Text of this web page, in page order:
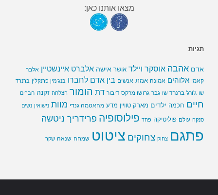
מצאו אותנו כאן:
תגיות
אדם אהבה אוסקר ויילד אושר אישה אלברט איינשטיין אלבר
קאמי אלוהים אמונה אמת אנשים בין אדם לחברו בנג'מין פרנקלין ברנרד
שו ג'ורג' ברנרד שו גבר גרושו מרקס דיבור דת הומור הצלחה זקנה חברים
חיים חכמה ילדים מארק טוויין מדע מהאטמה גנדי מוות נישואין נשים
סנקה עולם פוליטיקה פחד פילוסופיה פרידריך ניטשה
פתגם צחוק צחוקים ציטוט שמחה שנאה שקר